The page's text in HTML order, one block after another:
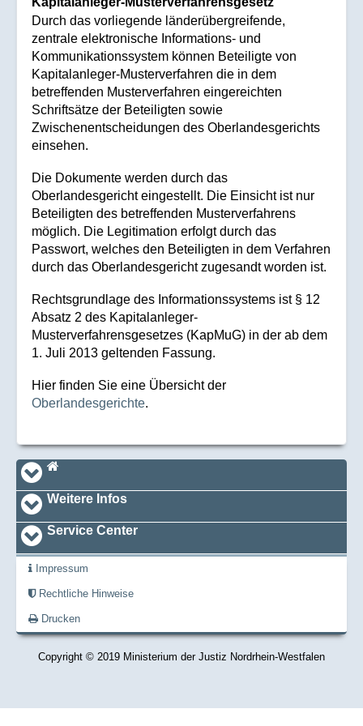
Durch das vorliegende länderübergreifende,
zentrale elektronische Informations- und
Kommunikationssystem können Beteiligte von
Kapitalanleger-Musterverfahren die in dem
betreffenden Musterverfahren eingereichten
Schriftsätze der Beteiligten sowie
Zwischenentscheidungen des Oberlandesgerichts
einsehen.
Die Dokumente werden durch das
Oberlandesgericht eingestellt. Die Einsicht ist nur
Beteiligten des betreffenden Musterverfahrens
möglich. Die Legitimation erfolgt durch das
Passwort, welches den Beteiligten in dem Verfahren
durch das Oberlandesgericht zugesandt worden ist.
Rechtsgrundlage des Informationssystems ist § 12
Absatz 2 des Kapitalanleger-
Musterverfahrensgesetzes (KapMuG) in der ab dem
1. Juli 2013 geltenden Fassung.
Hier finden Sie eine Übersicht der
Oberlandesgerichte.
Navi_footer
Startseite
Weitere Infos
Service Center
Impressum
Rechtliche Hinweise
Drucken
Copyright © 2019 Ministerium der Justiz Nordrhein-Westfalen